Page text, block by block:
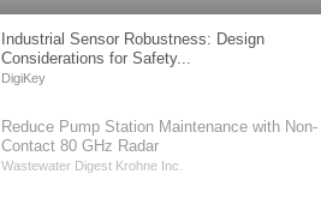
Industrial Sensor Robustness: Design
Considerations for Safety...
DigiKey
Reduce Pump Station Maintenance with Non-
Contact 80 GHz Radar
Wastewater Digest Krohne Inc.